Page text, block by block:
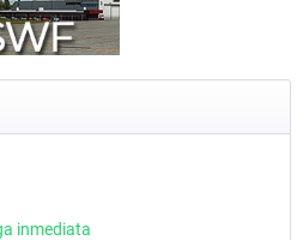
inmediata